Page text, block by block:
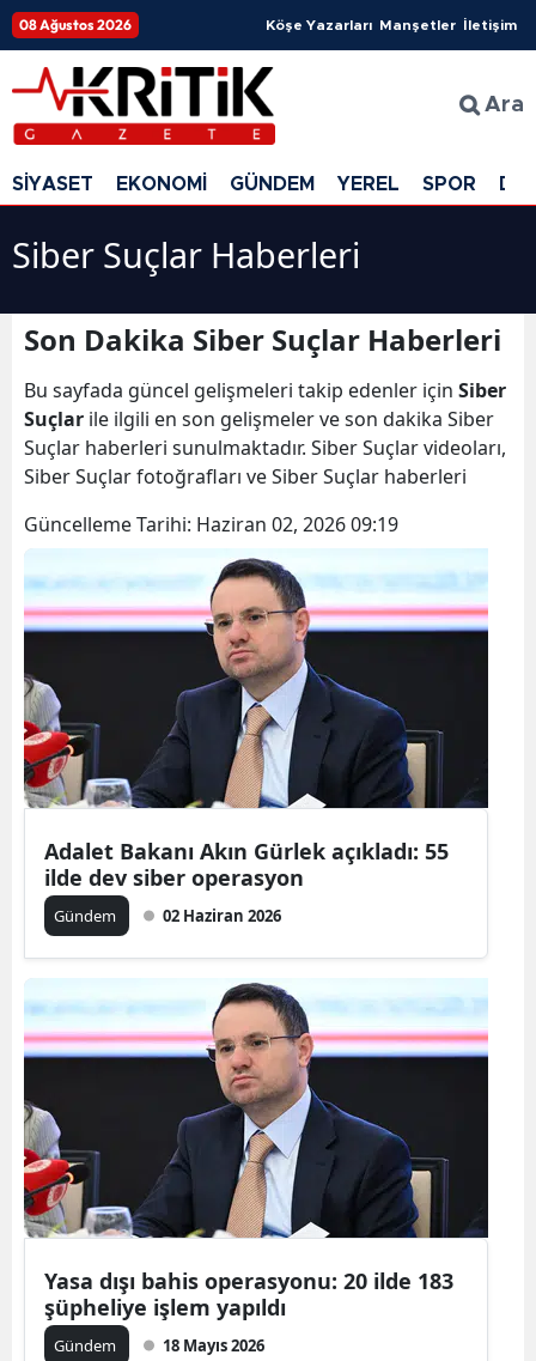
08 Ağustos 2026 Köşe Yazarları Manşetler İletişim
Ara
SİYASET EKONOMİ GÜNDEM YEREL SPOR
Siber Suçlar Haberleri
Son Dakika Siber Suçlar Haberleri
Bu sayfada güncel gelişmeleri takip edenler için Siber
Suçlar ile ilgili en son gelişmeler ve son dakika Siber
Suçlar haberleri sunulmaktadır. Siber Suçlar videoları,
Siber Suçlar fotoğrafları ve Siber Suçlar haberleri
Güncelleme Tarihi: Haziran 02, 2026 09:19
Adalet Bakanı Akın Gürlek açıkladı: 55
ilde dev siber operasyon
Gündem 02 Haziran 2026
Yasa dışı bahis operasyonu: 20 ilde 183
şüpheliye işlem yapıldı
Gündem 18 Mayıs 2026